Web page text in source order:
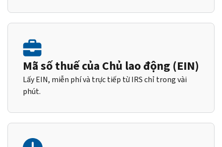
Mã số thuế của Chủ lao động (EIN)
Lấy EIN, miễn phí và trực tiếp từ IRS chỉ trong vài
phút.